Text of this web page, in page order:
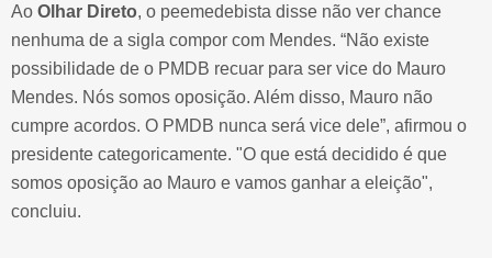
Ao Olhar Direto, o peemedebista disse não ver chance
nenhuma de a sigla compor com Mendes. “Não existe
possibilidade de o PMDB recuar para ser vice do Mauro
Mendes. Nós somos oposição. Além disso, Mauro não
cumpre acordos. O PMDB nunca será vice dele”, afirmou o
presidente categoricamente. "O que está decidido é que
somos oposição ao Mauro e vamos ganhar a eleição",
concluiu.